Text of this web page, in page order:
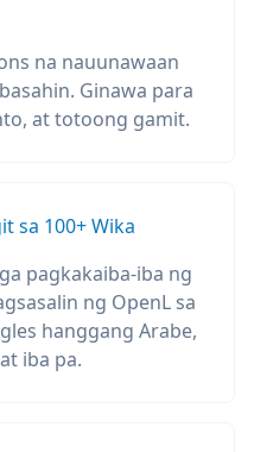
na nauunawaan
Ginawa para
at totoong gamit.
sa 100+ Wika
pagkakaiba-iba ng
ng OpenL sa
hanggang Arabe,
iba pa.